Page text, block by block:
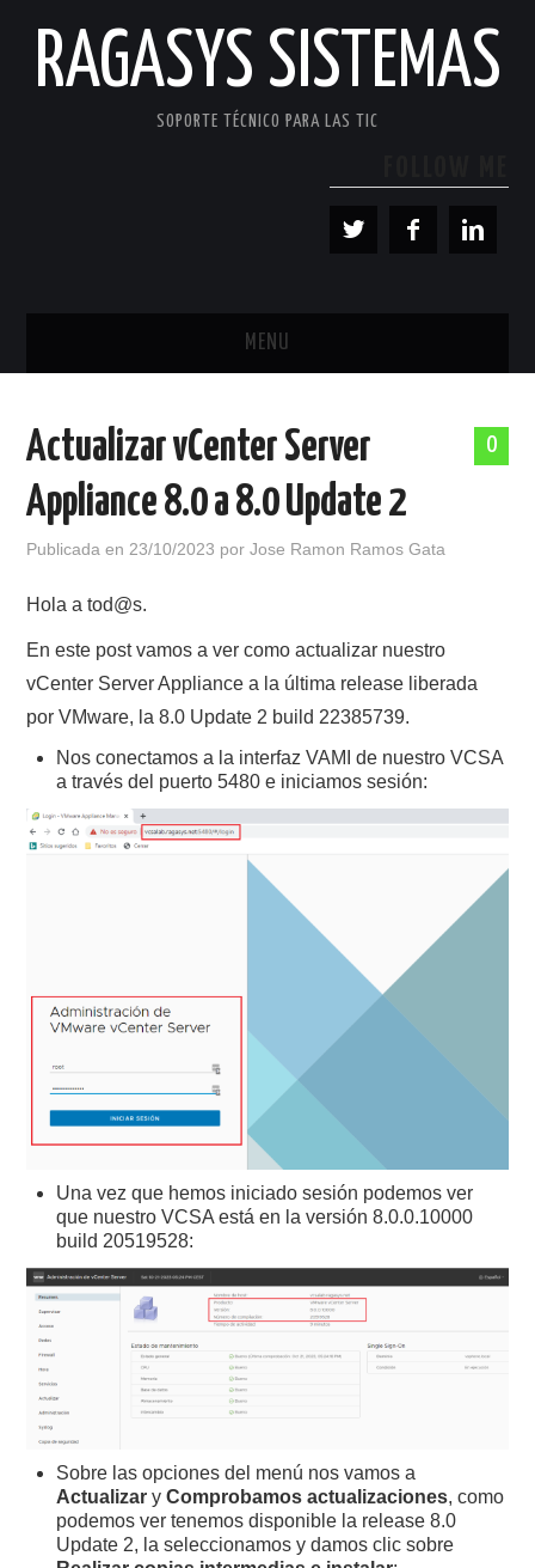
RAGASYS SISTEMAS
SOPORTE TÉCNICO PARA LAS TIC
MENU
ACERCA DE
PATROCINADORES
0
Actualizar vCenter Server
Appliance 8.0 a 8.0 Update 2
Publicada en 23/10/2023 porJose Ramon Ramos Gata
Hola a tod@s.
En este post vamos a ver como actualizar nuestro
vCenter Server Appliance a la última release liberada
por VMware, la 8.0 Update 2 build 22385739.
Nos conectamos a la interfaz VAMI de nuestro VCSA
a través del puerto 5480 e iniciamos sesión:
Una vez que hemos iniciado sesión podemos ver
que nuestro VCSA está en la versión 8.0.0.10000
build 20519528:
Sobre las opciones del menú nos vamos a
Actualizar yComprobamos actualizaciones, como
podemos ver tenemos disponible la release 8.0
Update 2, la seleccionamos y damos clic sobre